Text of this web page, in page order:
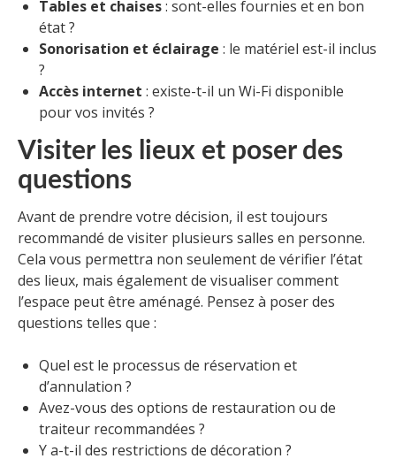
Tables et chaises: sont-elles fournies et en bon
état ?
Sonorisation et éclairage : le matériel est-il inclus
?
Accès internet : existe-t-il un Wi-Fi disponible
pour vos invités ?
Visiter les lieux et poser des
questions
Avant de prendre votre décision, il est toujours
recommandé de visiter plusieurs salles en personne.
Cela vous permettra non seulement de vérifier l’état
des lieux, mais également de visualiser comment
l’espace peut être aménagé. Pensez à poser des
questions telles que :
Quel est le processus de réservation et
d’annulation ?
Avez-vous des options de restauration ou de
traiteur recommandées ?
Y a-t-il des restrictions de décoration ?